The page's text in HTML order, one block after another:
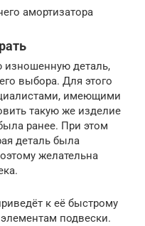
амортизатора
изношенную деталь,
выбора. Для этого
имеющими
такую же изделие
ранее. При этом
деталь была
желательна
к её быстрому
подвески.